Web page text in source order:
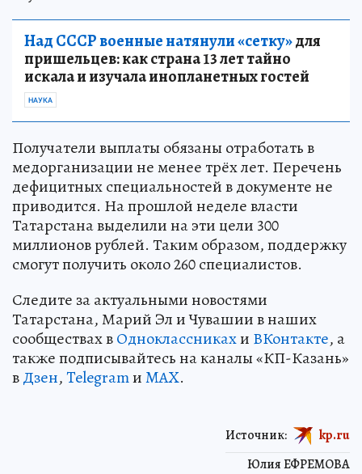
Над СССР военные натянули «сетку»для
пришельцев: как страна 13 лет тайно
искала и изучала инопланетных гостей
НАУКА
Получатели выплаты обязаны отработать в
медорганизации не менее трёх лет. Перечень
дефицитных специальностей в документе не
приводится. На прошлой неделе власти
Татарстана выделили на эти цели 300
миллионов рублей. Таким образом, поддержку
смогут получить около 260 специалистов.
Следите за актуальными новостями
Татарстана, Марий Эл и Чувашии в наших
сообществах вОдноклассникахи ВКонтакте, а
также подписывайтесь на каналы «КП-Казань»
вДзен,TelegramиMAX.
Юлия ЕФРЕМОВА
Источник: kp.ru